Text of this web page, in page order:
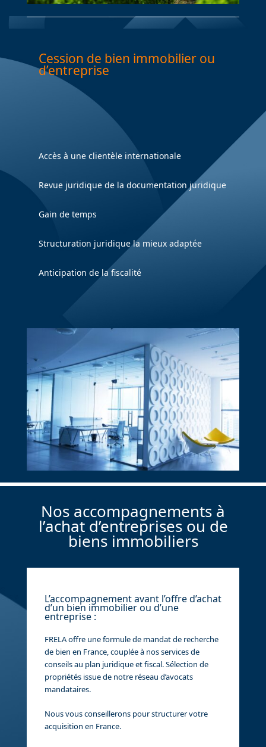
Cession de bien immobilier ou
d’entreprise
Accès à une clientèle internationale
Revue juridique de la documentation juridique
Gain de temps
Structuration juridique la mieux adaptée
Anticipation de la fiscalité
Nos accompagnements à
l’achat d’entreprises ou de
biens immobiliers
L’accompagnement avant l’offre d’achat
d’un bien immobilier ou d’une
entreprise :
FRELA offre une formule de mandat de recherche
de bien en France, couplée à nos services de
conseils au plan juridique et fiscal. Sélection de
propriétés issue de notre réseau d’avocats
mandataires.
Nous vous conseillerons pour structurer votre
acquisition en France.